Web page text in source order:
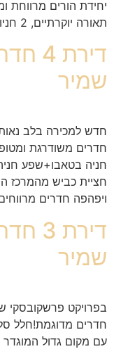
יחידת הורים מרווחת
תאורה יוקרתיים, 2 חניות פרטיות […]
שמיר
חניה בטאבו+שפע חניה
חציית כביש מהמרכז
ויפהפה חדרים
שמיר
עם מקום גדול